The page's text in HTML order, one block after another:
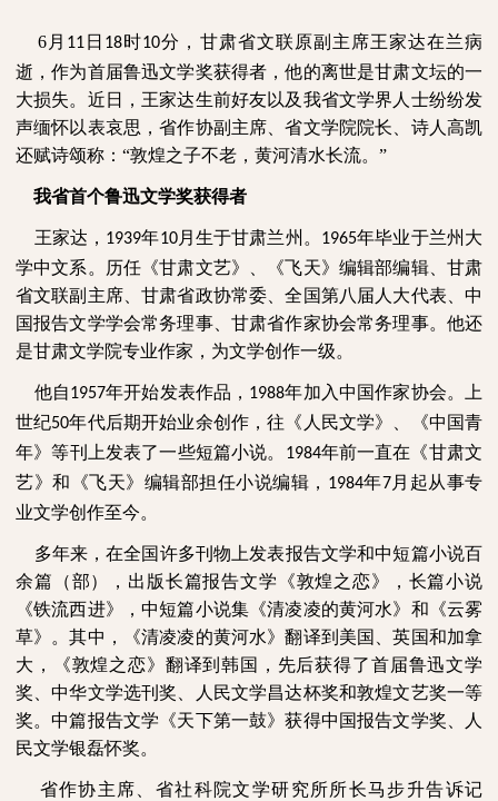
6 月 11 日 18时10分，甘肃省文联原副主席王家达在兰病
逝，作为首届鲁迅文学奖获得者，他的离世是甘肃文坛的一
大损失。近日，王家达生前好友以及我省文学界人士纷纷发
声缅怀以表哀思，省作协副主席、省文学院院长、诗人高凯
还赋诗颂称：“敦煌之子不老，黄河清水长流。”
我省首个鲁迅文学奖获得者
王家达， 1939年10月生于甘肃兰州。 1965年毕业于兰州大
学中文系。历任《甘肃文艺》、《飞天》编辑部编辑、甘肃
省文联副主席、甘肃省政协常委、全国第八届人大代表、中
国报告文学学会常务理事、甘肃省作家协会常务理事。他还
是甘肃文学院专业作家，为文学创作一级。
他自1957年开始发表作品， 1988年加入中国作家协会。上
世纪50年代后期开始业余创作，往《人民文学》、《中国青
年》等刊上发表了一些短篇小说。
1984年前一直在《甘肃文
艺》和《飞天》编辑部担任小说编辑， 1984年7月起从事专
业文学创作至今。
多年来，在全国许多刊物上发表报告文学和中短篇小说百
余篇 （部）
，出版长篇报告文学《敦煌之恋》，长篇小说
《铁流西进》，中短篇小说集《清凌凌的黄河水》和《云雾
草》。其中，《清凌凌的黄河水》翻译到美国、英国和加拿
大，《敦煌之恋》翻译到韩国，先后获得了首届鲁迅文学
奖、中华文学选刊奖、人民文学昌达杯奖和敦煌文艺奖一等
奖。中篇报告文学《天下第一鼓》获得中国报告文学奖、人
民文学银磊怀奖。
省作协主席、省社科院文学研究所所长马步升告诉记